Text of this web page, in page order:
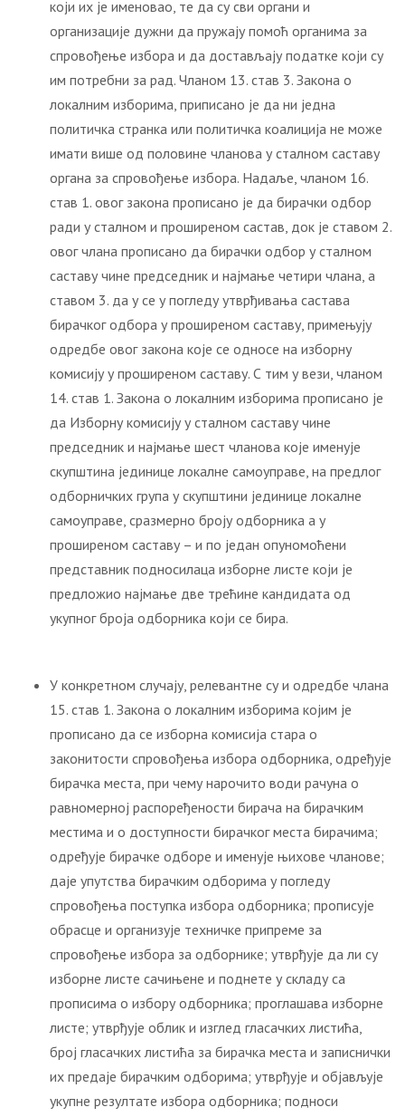
који их је именовао, те да су сви органи и
организације дужни да пружају помоћ органима за
спровођење избора и да достављају податке који су
им потребни за рад. Чланом 13. став 3. Закона о
локалним изборима, приписано је да ни једна
политичка странка или политичка коалиција не може
имати више од половине чланова у сталном саставу
органа за спровођење избора. Надаље, чланом 16.
став 1. овог закона прописано је да бирачки одбор
ради у сталном и проширеном састав, док је ставом 2.
овог члана прописано да бирачки одбор у сталном
саставу чине председник и најмање четири члана, а
ставом 3. да у се у погледу утврђивања састава
бирачког одбора у проширеном саставу, примењују
одредбе овог закона које се односе на изборну
комисију у проширеном саставу. С тим у вези, чланом
14. став 1. Закона о локалним изборима прописано је
да Изборну комисију у сталном саставу чине
председник и најмање шест чланова које именује
скупштина јединице локалне самоуправе, на предлог
одборничких група у скупштини јединице локалне
самоуправе, сразмерно броју одборника а у
проширеном саставу – и по један опуномоћени
представник подносилаца изборне листе који је
предложио најмање две трећине кандидата од
укупног броја одборника који се бира.
У конкретном случају, релевантне су и одредбе члана
15. став 1. Закона о локалним изборима којим је
прописано да се изборна комисија стара о
законитости спровођења избора одборника, одређује
бирачка места, при чему нарочито води рачуна о
равномерној распоређености бирача на бирачким
местима и о доступности бирачког места бирачима;
одређује бирачке одборе и именује њихове чланове;
даје упутства бирачким одборима у погледу
спровођења поступка избора одборника; прописује
обрасце и организује техничке припреме за
спровођење избора за одборнике; утврђује да ли су
изборне листе сачињене и поднете у складу са
прописима о избору одборника; проглашава изборне
листе; утврђује облик и изглед гласачких листића,
број гласачких листића за бирачка места и записнички
их предаје бирачким одборима; утврђује и објављује
укупне резултате избора одборника; подноси